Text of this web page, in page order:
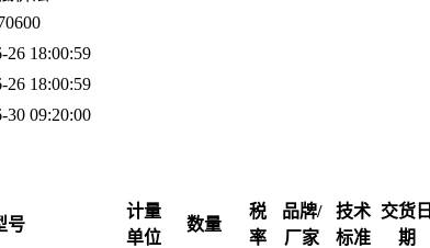
26 18:00:59
26 18:00:59
30 09:20:00
号
计量
单位
数量
税
率
品牌/
厂家
技术
标准
交货日
期